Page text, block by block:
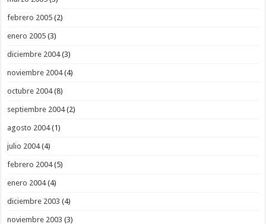
febrero 2005 (2)
enero 2005 (3)
diciembre 2004(3)
noviembre 2004(4)
octubre 2004(8)
septiembre 2004(2)
agosto 2004(1)
julio 2004(4)
febrero 2004(5)
enero 2004(4)
diciembre 2003 (4)
noviembre 2003 (3)